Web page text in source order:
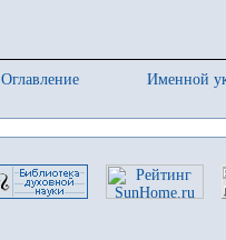
Оглавление
Именной